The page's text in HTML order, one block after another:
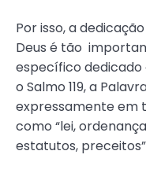
Por isso, a
Deus é tão
específico dedicado
o Salmo 119, a
expressamente em
como “lei,
estatutos,